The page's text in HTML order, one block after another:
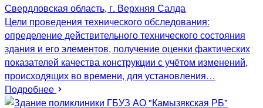
Свердловская область, г. Верхняя Салда
Цели проведения технического обследования:
определение действительного технического состояния
здания и его элементов, получение оценки фактических
показателей качества конструкции с учётом изменений,
происходящих во времени, для установления…
Подробнее